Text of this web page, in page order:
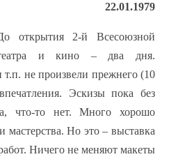
22.01.1979
открытия 2-й Всесоюзной
театра и кино – два дня.
не произвели прежнего (10
Эскизы пока без
что-то нет. Много хорошо
мастерства. Но это – выставка
Ничего не меняют макеты